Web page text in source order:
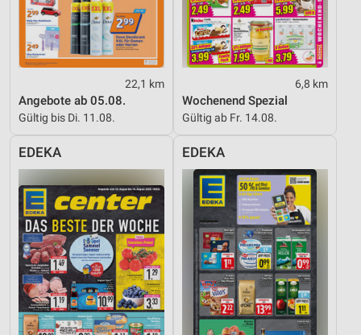
22,1 km
Angebote ab 05.08.
Gültig bis Di. 11.08.
6,8 km
Wochenend Spezial
Gültig ab Fr. 14.08.
EDEKA EDEKA
Funktional
Werbung